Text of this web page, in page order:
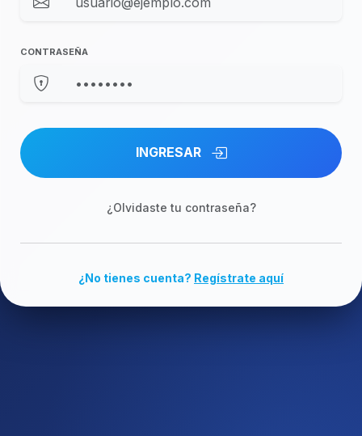
CONTRASEÑA
INGRESAR
¿Olvidaste tu contraseña?
¿No tienes cuenta? Regístrate aquí